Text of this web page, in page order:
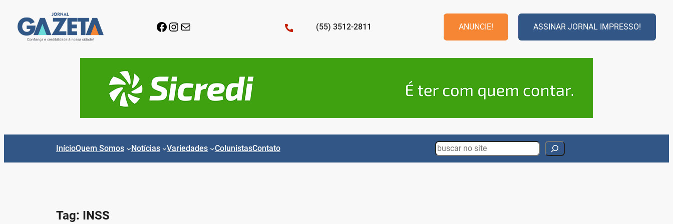
para
Facebook
Instagram
E-mail (55) 3512-2811 ANUNCIE! ASSINAR JORNAL IMPRESSO!
InícioQuem Somos Notícias Variedades ColunistasContato Search
Tag: INSS